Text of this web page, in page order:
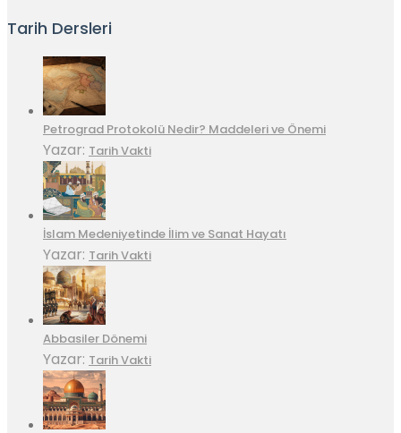
Tarih Dersleri
Petrograd Protokolü Nedir? Maddeleri ve Önemi
Yazar: Tarih Vakti
İslam Medeniyetinde İlim ve Sanat Hayatı
Yazar: Tarih Vakti
Abbasiler Dönemi
Yazar: Tarih Vakti